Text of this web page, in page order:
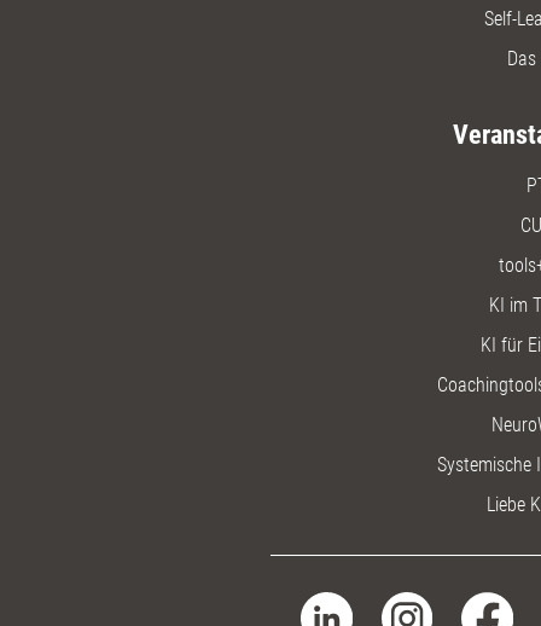
Self-
KI im
KI für
Systemische
Liebe